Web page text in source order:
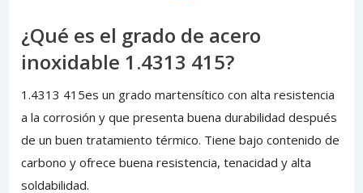
¿Qué es el grado de acero
inoxidable 1.4313 415?
1.4313 415es un grado martensítico con alta resistencia
a la corrosión y que presenta buena durabilidad después
de un buen tratamiento térmico. Tiene bajo contenido de
carbono y ofrece buena resistencia, tenacidad y alta
soldabilidad.